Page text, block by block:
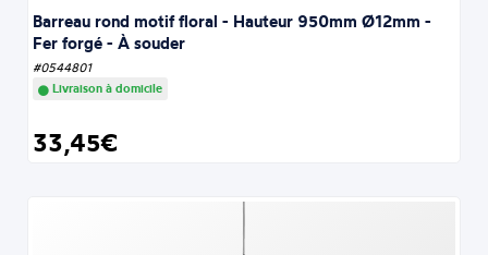
Barreau rond motif floral - Hauteur 950mm Ø12mm -
Fer forgé - À souder
#0544801
Livraison à domicile
33,45€